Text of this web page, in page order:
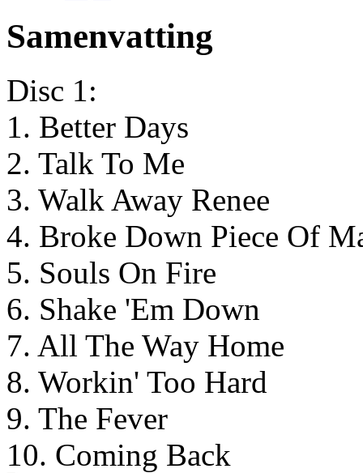
Samenvatting
Disc 1:
1. Better Days
2. Talk To Me
3. Walk Away Renee
4. Broke Down Piece Of
5. Souls On Fire
6. Shake 'Em Down
7. All The Way Home
8. Workin' Too Hard
9. The Fever
10. Coming Back